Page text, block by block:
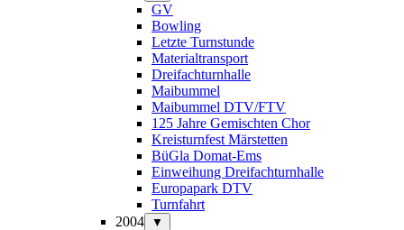
GV
Bowling
Letzte Turnstunde
Materialtransport
Dreifachturnhalle
Maibummel
Maibummel DTV/FTV
125 Jahre Gemischten Chor
Kreisturnfest Märstetten
BüGla Domat-Ems
Einweihung Dreifachturnhalle
Europapark DTV
Turnfahrt
2004
▼